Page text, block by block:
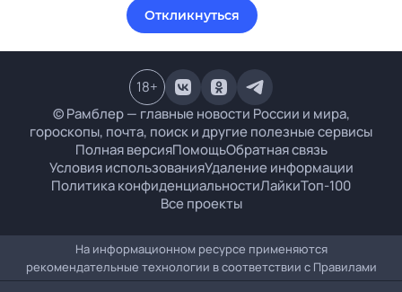
Откликнуться
© Рамблер — главные новости России и мира,
гороскопы, почта, поиск и другие полезные сервисы
Полная версияПомощьОбратная связь
Условия использованияУдаление информации
Политика конфиденциальностиЛайкиТоп-100
Все проекты
18+
На информационном ресурсе применяются
рекомендательные технологии в соответствии с Правилами